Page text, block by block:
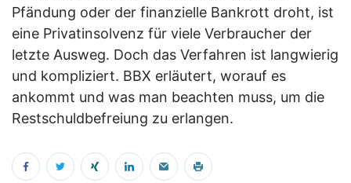
Pfändung oder der finanzielle Bankrott droht, ist
eine Privatinsolvenz für viele Verbraucher der
letzte Ausweg. Doch das Verfahren ist langwierig
und kompliziert. BBX erläutert, worauf es
ankommt und was man beachten muss, um die
Restschuldbefreiung zu erlangen.